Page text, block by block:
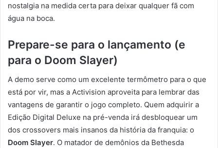
nostalgia na medida certa para deixar qualquer fã com
água na boca.
Prepare-se para o lançamento (e
para o Doom Slayer)
A demo serve como um excelente termômetro para o que
está por vir, mas a Activision aproveita para lembrar das
vantagens de garantir o jogo completo. Quem adquirir a
Edição Digital Deluxe na pré-venda irá desbloquear um
dos crossovers mais insanos da história da franquia: o
Doom Slayer. O matador de demônios da Bethesda